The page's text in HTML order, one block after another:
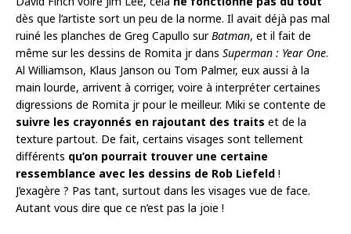
dès que l’artiste sort un peu de la norme. Il avait déjà pas mal
ruiné les planches de Greg Capullo surBatman, et il fait de
même sur les dessins de Romita jr dans Superman : Year One.
Al Williamson, Klaus Janson ou Tom Palmer, eux aussi à la
main lourde, arrivent à corriger, voire à interpréter certaines
digressions de Romita jr pour le meilleur. Miki se contente de
suivre les crayonnés en rajoutant des traits et de la
texture partout. De fait, certains visages sont tellement
différents qu’on pourrait trouver une certaine
ressemblance avec les dessins de Rob Liefeld !
J’exagère ? Pas tant, surtout dans les visages vue de face.
Autant vous dire que ce n’est pas la joie !